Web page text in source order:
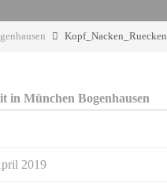
Kopf_Nacken_Ruecken
in München Bogenhausen
2019